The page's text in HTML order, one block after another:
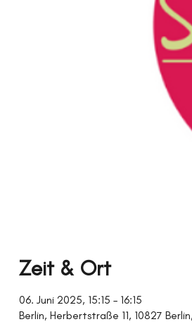
Zeit & Ort
06. Juni 2025, 15:15 – 16:15
Berlin, Herbertstraße 11, 10827